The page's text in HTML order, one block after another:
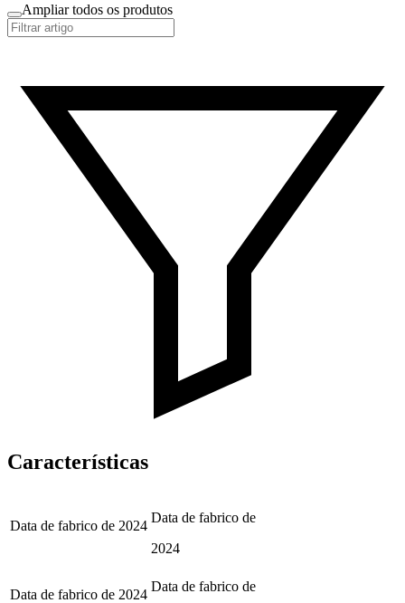
Ampliar todos os produtos
Características
Data de fabrico de 2024
Data de fabrico de
2024
Data de fabrico de 2024
Data de fabrico de